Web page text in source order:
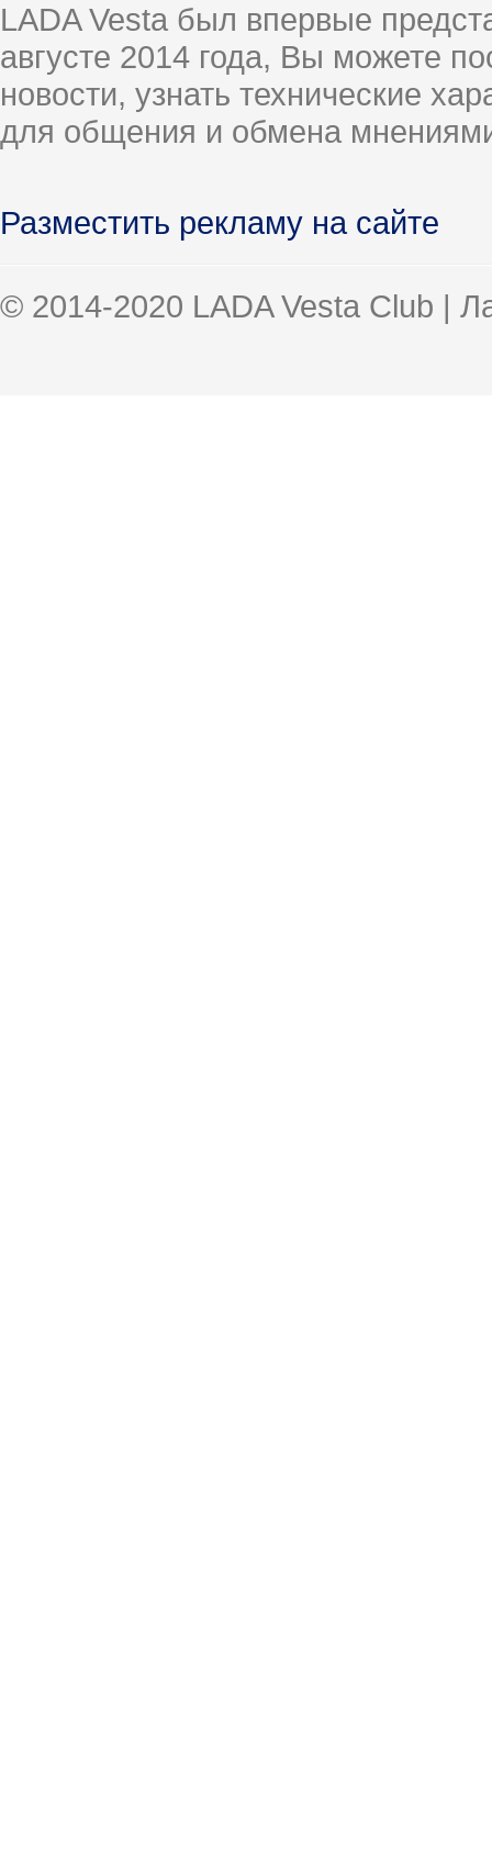
LADA Vesta был впервые
августе 2014 года, Вы можете
новости, узнать технические
для общения и обмена
Разместить рекламу на сайте
© 2014-2020 LADA Vesta Club |